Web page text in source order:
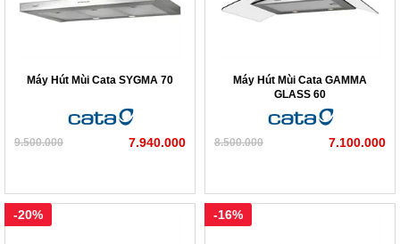
Máy Hút Mùi Cata SYGMA 70
9.500.000 7.940.000
Máy Hút Mùi Cata GAMMA
GLASS 60
8.500.000 7.100.000
-20% -16%